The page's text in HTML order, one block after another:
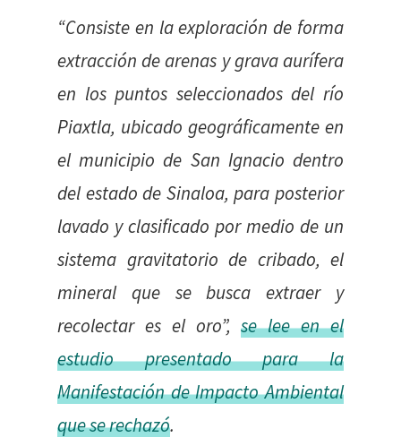
“Consiste en la exploración de forma
extracción de arenas y grava aurífera
en los puntos seleccionados del río
Piaxtla, ubicado geográficamente en
el municipio de San Ignacio dentro
del estado de Sinaloa, para posterior
lavado y clasificado por medio de un
sistema gravitatorio de cribado, el
mineral que se busca extraer y
recolectar es el oro”,se lee en el
estudio presentado para la
Manifestación de Impacto Ambiental
que se rechazó.